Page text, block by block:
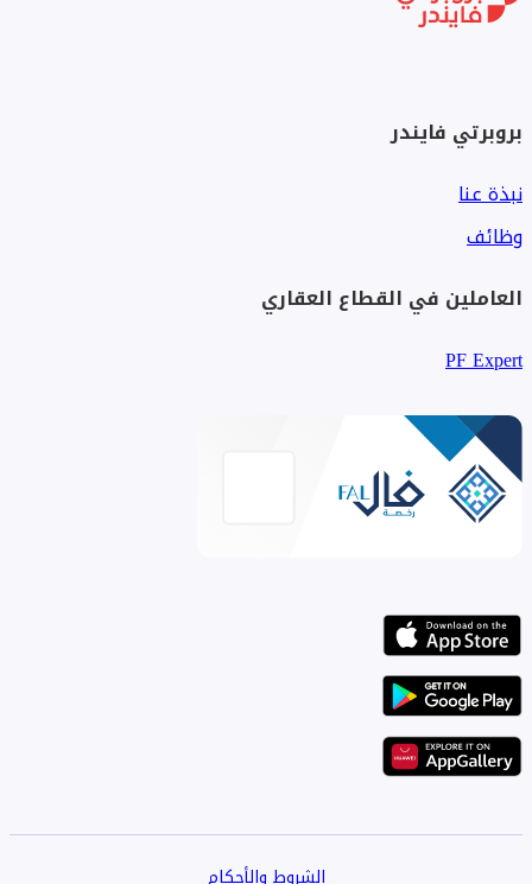
بروبرتي فايندر
نبذة عنا
وظائف
العاملين في القطاع العقاري
PF Expert